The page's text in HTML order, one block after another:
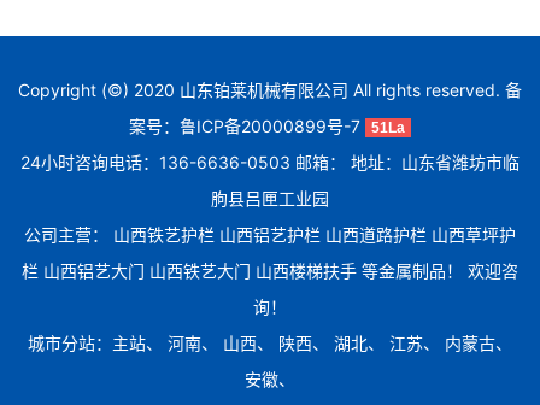
Copyright (©) 2020 山东铂莱机械有限公司 All rights reserved. 备
案号： 鲁ICP备20000899号-7 51La
24小时咨询电话：136-6636-0503 邮箱： 地址：山东省潍坊市临
朐县吕匣工业园
公司主营： 山西铁艺护栏 山西铝艺护栏 山西道路护栏 山西草坪护
栏 山西铝艺大门 山西铁艺大门 山西楼梯扶手 等金属制品！ 欢迎咨
询！
城市分站： 主站、 河南、 山西、 陕西、 湖北、 江苏、 内蒙古、
安徽、